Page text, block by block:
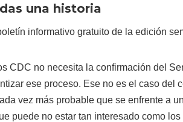
una historia
informativo gratuito de la edición
CDC no necesita la confirmación del
ese proceso. Ese no es el caso del
vez más probable que se enfrente a
puede no estar tan interesado como